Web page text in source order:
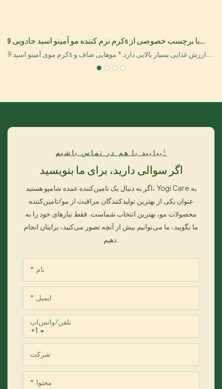
کرم نرم کننده مو آمینو اسید جادویی 9s با برچسب خصوصی از
YOGICARE
کرم موی آمینو اسید 9s ارزش غذایی بسیار بالایی دارد.* موهایی صاف و
یکدست* ضد گره خوردگی و وز* سرشار از اسیدهای آمینه، مواد مغذی و
بیایید با هم در تماس باشیم!
اگر سوالی دارید، برای ما بنویسید
اگر به دنبال یک تامین‌کننده عمده شامپو هستید، Yogi Care به
عنوان یکی از بهترین تولیدکنندگان مراقبت از مو/تامین‌کننده
محصولات مو، بهترین انتخاب شماست. فقط نیازهای خود را به
ما بگویید، ما می‌توانیم بیش از آنچه تصور می‌کنید، برایتان انجام
دهیم.
نام
ایمیل
+1
تلفن/واتس‌اپ
شرکت
محتوا